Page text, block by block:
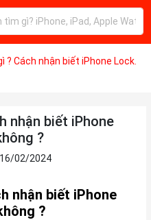
? Cách nhận biết iPhone Lock.
nhận biết iPhone
?
16/02/2024
nhận biết iPhone
?